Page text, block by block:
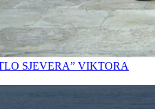
SJEVERA” VIKTORA